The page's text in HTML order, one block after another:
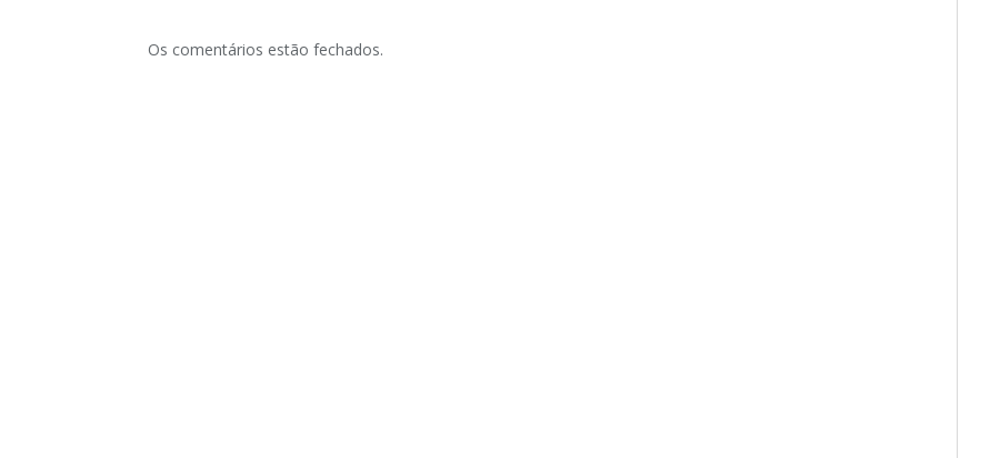
Os comentários estão fechados.